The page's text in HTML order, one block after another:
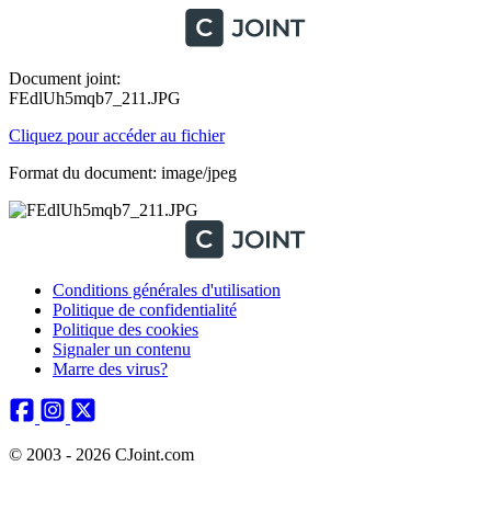
Document joint:
FEdlUh5mqb7_211.JPG
Cliquez pour accéder au fichier
Format du document: image/jpeg
Conditions générales d'utilisation
Politique de confidentialité
Politique des cookies
Signaler un contenu
Marre des virus?
© 2003 - 2026 CJoint.com